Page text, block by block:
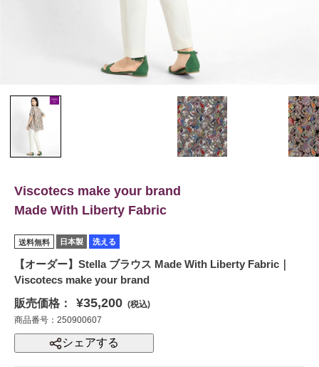
Viscotecs make your brand
Made With Liberty Fabric
送料無料 日本製 洗える
【オーダー】Stella ブラウス Made With Liberty Fabric｜
Viscotecs make your brand
販売価格：
¥35,200 (税込)
商品番号：250900607
シェアする